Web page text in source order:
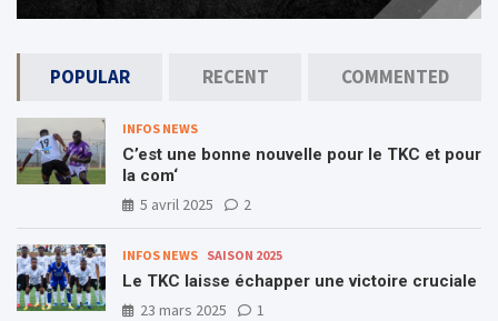
POPULAR RECENT COMMENTED
INFOS NEWS
C’est une bonne nouvelle pour le TKC et pour
la com‘
5 avril 2025
2
INFOS NEWS SAISON 2025
Le TKC laisse échapper une victoire cruciale
23 mars 2025
1